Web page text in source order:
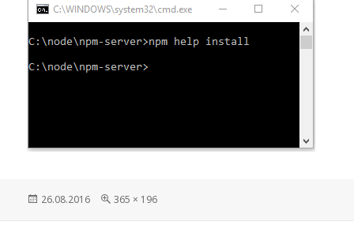
Опубликовано
26.08.2016
Полный
365 × 196